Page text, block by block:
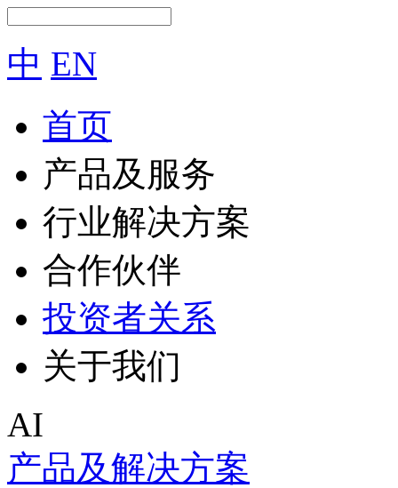
中 EN
首页
产品及服务
行业解决方案
合作伙伴
投资者关系
关于我们
AI
产品及解决方案